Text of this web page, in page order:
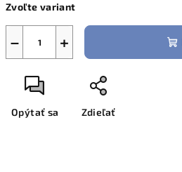
Zvoľte variant
+
−
Opýtať sa Zdieľať